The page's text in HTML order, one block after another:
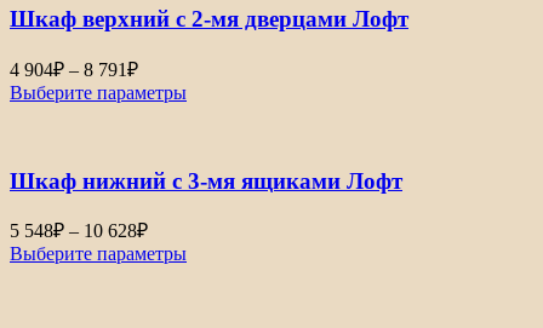
Шкаф верхний с 2-мя дверцами Лофт
4 904₽ – 8 791₽Диапазон
цен:
4
8
Выберите параметры
Шкаф нижний с 3-мя ящиками Лофт
5 548₽ – 10 628₽Диапазон
цен:
5
Выберите параметры